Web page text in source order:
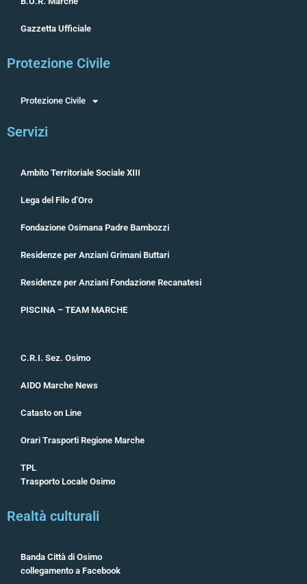
Gazzetta Ufficiale
Protezione Civile
Protezione Civile
Servizi
Ambito Territoriale Sociale XIII
Lega del Filo d’Oro
Fondazione Osimana Padre Bambozzi
Residenze per Anziani Grimani Buttari
Residenze per Anziani Fondazione Recanatesi
PISCINA – TEAM MARCHE
C.R.I. Sez. Osimo
AIDO Marche News
Catasto on Line
Orari Trasporti Regione Marche
TPL
Trasporto Locale Osimo
Realtà culturali
Banda Città di Osimo
collegamento a Facebook